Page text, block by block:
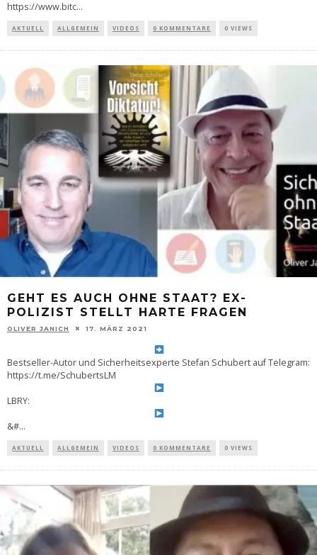
https://www.bitc...
AKTUELL ALLGEMEIN VIDEOS 0 KOMMENTARE 0 VIEWS
GEHT ES AUCH OHNE STAAT? EX-
POLIZIST STELLT HARTE FRAGEN
OLIVER JANICH 17. MÄRZ 2021
Bestseller-Autor und Sicherheitsexperte Stefan Schubert auf Telegram:
https://t.me/SchubertsLM
LBRY:
&#...
AKTUELL ALLGEMEIN VIDEOS 0 KOMMENTARE 0 VIEWS